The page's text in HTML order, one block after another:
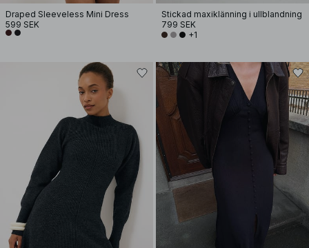
Draped Sleeveless Mini Dress
599 SEK
Stickad maxiklänning i ullblandning
799 SEK
+1